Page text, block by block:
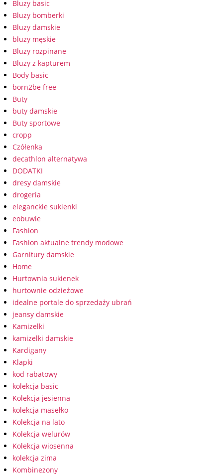
Bluzy basic
Bluzy bomberki
Bluzy damskie
bluzy męskie
Bluzy rozpinane
Bluzy z kapturem
Body basic
born2be free
Buty
buty damskie
Buty sportowe
cropp
Czółenka
decathlon alternatywa
DODATKI
dresy damskie
drogeria
eleganckie sukienki
eobuwie
Fashion
Fashion aktualne trendy modowe
Garnitury damskie
Home
Hurtownia sukienek
hurtownie odzieżowe
idealne portale do sprzedaży ubrań
jeansy damskie
Kamizelki
kamizelki damskie
Kardigany
Klapki
kod rabatowy
kolekcja basic
Kolekcja jesienna
kolekcja masełko
Kolekcja na lato
Kolekcja welurów
Kolekcja wiosenna
kolekcja zima
Kombinezony